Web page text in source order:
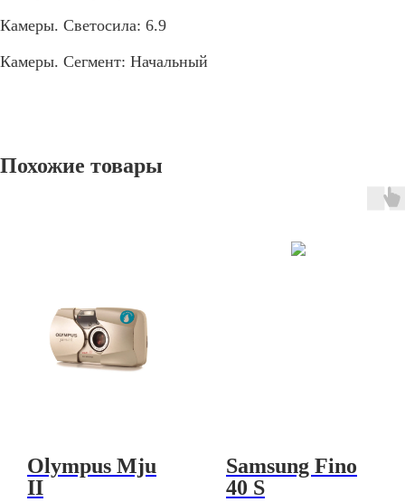
Камеры. Светосила: 6.9
Камеры. Сегмент: Начальный
Похожие товары
Olympus Mju
II
Samsung Fino
40 S